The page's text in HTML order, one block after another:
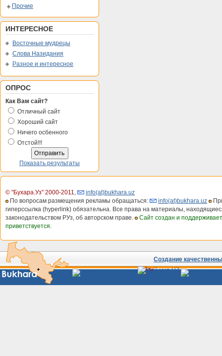
Прочие
ИНТЕРЕСНОЕ
Восточные мудрецы
Слова Назидания
Разное и интересное
ОПРОС
Как Вам сайт?
Отличный сайт
Хороший сайт
Ничего осбенного
Отстой!!!
Показать результаты
© "Бухара.Уз" 2000-2011,
info(at)bukhara.uz
По вопросам размещения рекламы обращаться:
info(at)bukhara.uz
гиперссылка (hyperlink) обязательна. Все права на материалы,
законодательством РУз, об авторском праве.
Сайт создан и
приветствуется.
Создание
Сайты
Узбекистана